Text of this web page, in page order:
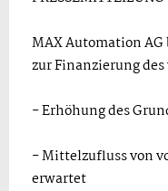
MAX Automation
zur Finanzierung
- Erhöhung des
- Mittelzufluss von
erwartet